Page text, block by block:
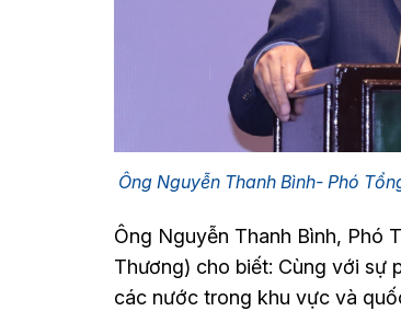
Ông Nguyễn Thanh Bình- Phó
Ông Nguyễn Thanh Bình, Phó
Thương) cho biết: Cùng với sự
các nước trong khu vực và